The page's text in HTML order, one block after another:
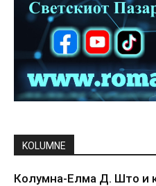
KOLUMNE
Колумна-Елма Д. Што и